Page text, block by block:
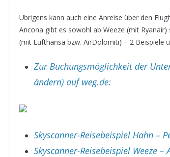
Übrigens kann auch eine Anreise über den
Ancona gibt es sowohl ab Weeze (mit
(mit Lufthansa bzw. AirDolomiti) – 2 Beispiele
Zur Buchungsmöglichkeit der
ändern) auf weg.de:
Skyscanner-Reisebeispiel Hahn –
Skyscanner-Reisebeispiel Weeze